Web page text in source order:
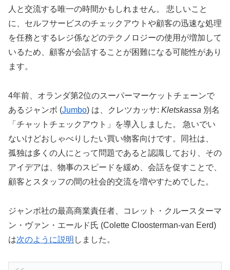
人と交流する唯一の時間かもしれません。 悲しいこと
に、セルフサービスのチェックアウトや顧客の迅速な処理
を任務とするレジ係などのテクノロジーの使用が増加して
いるため、顧客が会話することが困難になる可能性があり
ます。
4年前、オランダ第2位のスーパーマーケットチェーンで
あるジャンボ (Jumbo) は、クレツカッサ: Kletskassa 別名
「チャットチェックアウト」を導入しました。 急いでい
ないけどおしゃべりしたい買い物客向けです。同社は、
孤独は多くの人にとって問題であると認識しており、その
アイデアは、物事のスピードを緩め、会話を促すことで、
顧客とスタッフの間の社会的交流を増やすためでした。
ジャンボ社の最高商業責任者、コレット・クルースターマ
ン・ヴァン・エールド氏 (Colette Cloosterman-van Eerd)
は次のように説明 しました。